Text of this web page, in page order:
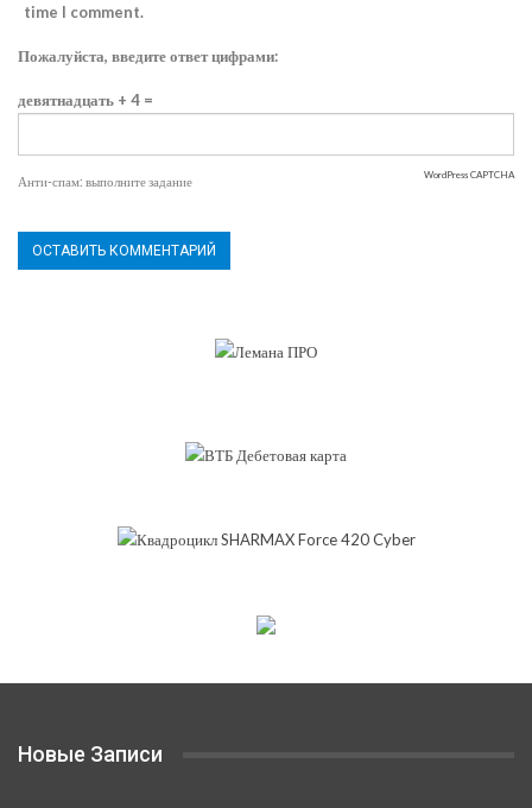
time I comment.
Пожалуйста, введите ответ цифрами:
девятнадцать + 4 =
Анти-спам: выполните задание WordPress CAPTCHA
Новые Записи